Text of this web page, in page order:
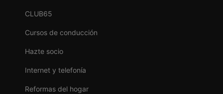
CLUB65
Cursos de conducción
Hazte socio
Internet y telefonía
Reformas del hogar